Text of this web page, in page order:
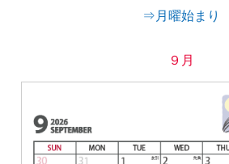
⇒月曜始まり
９月